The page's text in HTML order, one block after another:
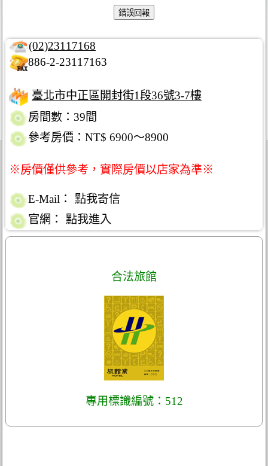
(02)23117168
886-2-23117163
臺北市中正區開封街1段36號3-7樓
房間數：39間
參考房價：NT$ 6900～8900
※房價僅供參考，實際房價以店家為準※
E-Mail：
點我寄信
官網：
點我進入
合法旅館
專用標識編號：512